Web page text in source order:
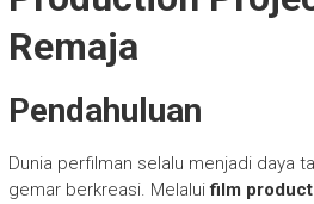
Remaja
Pendahuluan
Dunia perfilman selalu menjadi daya
gemar berkreasi. Melaluifilm